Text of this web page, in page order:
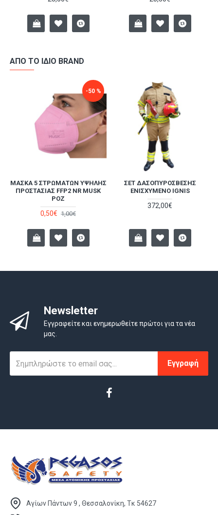
ΑΠΌ ΤΟ ΊΔΙΟ BRAND
-50 %
ΜΆΣΚΑ 5 ΣΤΡΩΜΆΤΩΝ ΥΨΗΛΉΣ
ΠΡΟΣΤΑΣΊΑΣ FFP2 NR MUSK
ΡΟΖ
0,50€ 1,00€
ΣΕΤ ΔΑΣΟΠΥΡΌΣΒΕΣΗΣ
ΕΝΙΣΧΥΜΈΝΟ IGNIS
372,00€
Newsletter
Εγγραφείτε και ενημερωθείτε πρώτοι για τα νέα
μας.
Εγγραφή
Αγίων Πάντων 9 , Θεσσαλονίκη, Τκ 54627